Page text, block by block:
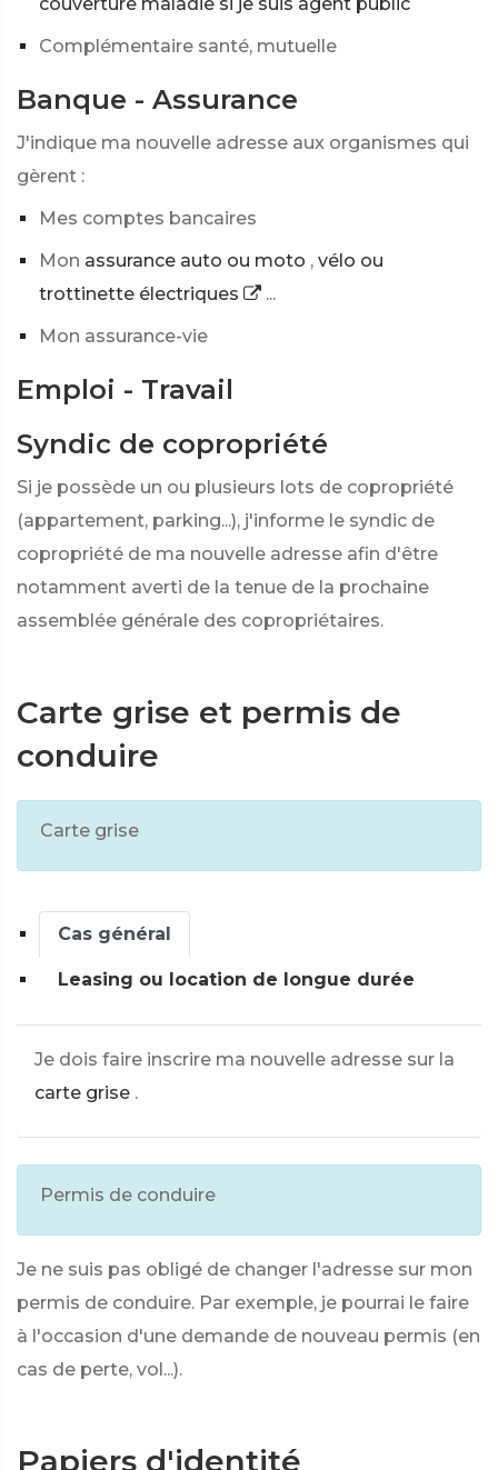
Complémentaire santé, mutuelle
Banque - Assurance
J'indique ma nouvelle adresse aux organismes qui
gèrent :
Mes comptes bancaires
Mon assurance auto ou moto , vélo ou
trottinette électriques
...
Mon assurance-vie
Emploi - Travail
Syndic de copropriété
Si je possède un ou plusieurs lots de copropriété
(appartement, parking...), j'informe le syndic de
copropriété de ma nouvelle adresse afin d'être
notamment averti de la tenue de la prochaine
assemblée générale des copropriétaires.
Carte grise et permis de
conduire
Carte grise
Cas général
Leasing ou location de longue durée
Je dois faire inscrire ma nouvelle adresse sur la
carte grise .
Permis de conduire
Je ne suis pas obligé de changer l'adresse sur mon
permis de conduire. Par exemple, je pourrai le faire
à l'occasion d'une demande de nouveau permis (en
cas de perte, vol...).
Papiers d'identité